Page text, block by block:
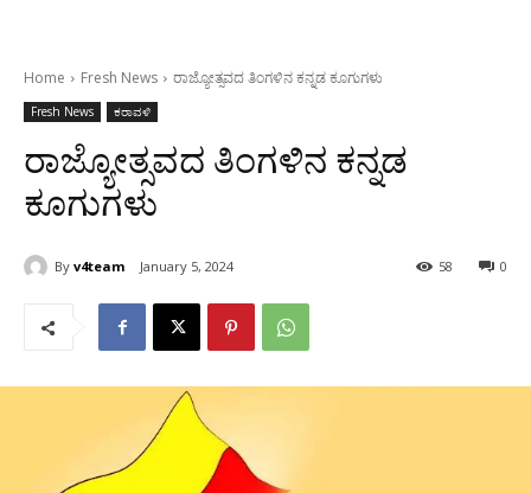
Home Fresh News ರಾಜ್ಯೋತ್ಸವದ ತಿಂಗಳಿನ ಕನ್ನಡ ಕೂಗುಗಳು
Fresh News ಕರಾವಳಿ
ರಾಜ್ಯೋತ್ಸವದ ತಿಂಗಳಿನ ಕನ್ನಡ
ಕೂಗುಗಳು
By v4team January 5, 2024 0
58